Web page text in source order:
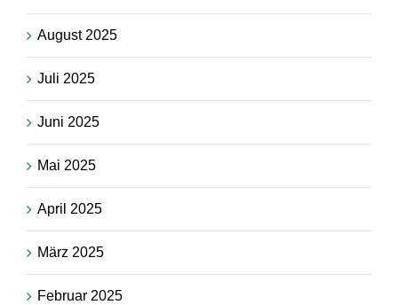
August 2025
Juli 2025
Juni 2025
Mai 2025
April 2025
März 2025
Februar 2025